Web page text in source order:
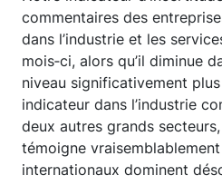
commentaires des
dans l’industrie et les
mois‑ci, alors qu’il diminue
niveau significativement
indicateur dans l’industrie
deux autres grands
témoigne
internationaux dominent